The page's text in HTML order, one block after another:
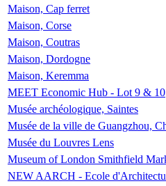
Maison, Cap ferret
Maison, Corse
Maison, Coutras
Maison, Dordogne
Maison, Keremma
MEET Economic Hub - Lot 9 & 10
Musée archéologique, Saintes
Musée de la ville de Guangzhou,
Musée du Louvres Lens
Museum of London Smithfield
NEW AARCH - Ecole